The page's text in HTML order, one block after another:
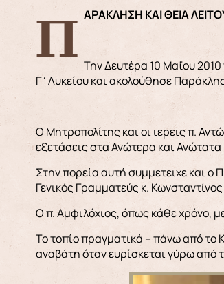
ΠΑΡΑΚΛΗΣΗ ΚΑΙ ΘΕΙΑ
Την Δευτέρα 10 Μαΐου
Γ΄Λυκείου και ακολούθησε
Ο Μητροπολίτης και οι ιερεις π.
εξετάσεις στα Ανώτερα και
Στην πορεία αυτή συμμετειχε και ο
Γενικός Γραμματεύς κ.
Ο π. Αμφιλόχιος, όπως κάθε χρόνο,
Το τοπίο πραγματικά – πάνω από το
αναβάτη όταν ευρίσκεται γύρω από